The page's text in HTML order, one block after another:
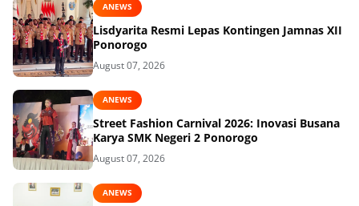
ANEWS
Lisdyarita Resmi Lepas Kontingen Jamnas XII
Ponorogo
August 07, 2026
ANEWS
Street Fashion Carnival 2026: Inovasi Busana
Karya SMK Negeri 2 Ponorogo
August 07, 2026
ANEWS